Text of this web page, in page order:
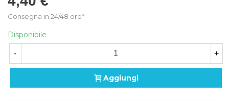
Consegna in 24/48 ore*
Disponibile
- +
Aggiungi